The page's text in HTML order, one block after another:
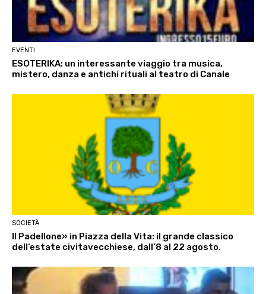
EVENTI
ESOTERIKA: un interessante viaggio tra musica,
mistero, danza e antichi rituali al teatro di Canale
SOCIETÀ
Il Padellone» in Piazza della Vita: il grande classico
dell’estate civitavecchiese, dall’8 al 22 agosto.